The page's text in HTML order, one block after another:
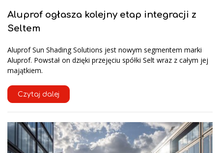
Aluprof ogłasza kolejny etap integracji z
Seltem
Aluprof Sun Shading Solutions jest nowym segmentem marki
Aluprof. Powstał on dzięki przejęciu spółki Selt wraz z całym jej
majątkiem.
Czytaj dalej